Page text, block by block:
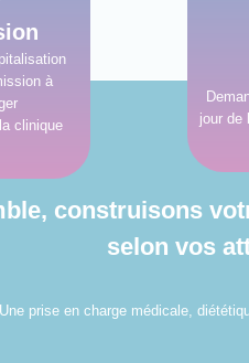
à
clinique
jour de
construisons
selon vos
Une prise en charge médicale,